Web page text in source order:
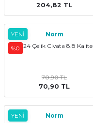
204,82 TL
YENİ
%0
Norm
M 24 Çelik Civata 8.8 Kalite
70,90 TL
70,90 TL
YENİ
Norm